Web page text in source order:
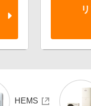
HEMS